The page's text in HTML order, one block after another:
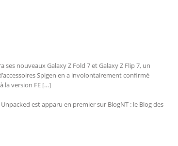
nouveaux Galaxy Z Fold 7 et Galaxy Z Flip 7, un
Spigen en a involontairement confirmé
la version FE […]
est apparu en premier sur BlogNT : le Blog des